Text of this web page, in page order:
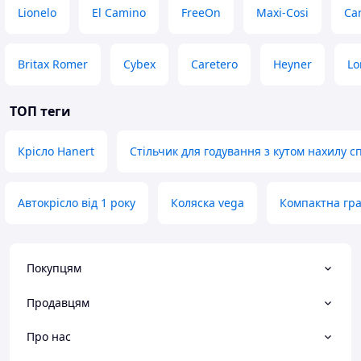
Lionelo El Camino FreeOn Maxi-Cosi
Britax Romer Cybex Caretero Heyner
ТОП теги
Крісло Hanert Стільчик для годування з кутом нахилу
Автокрісло від 1 року Коляска vega Компактна
Покупцям
Продавцям
Про нас